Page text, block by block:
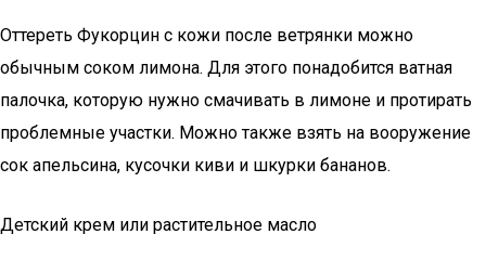
Оттереть Фукорцин с кожи после ветрянки можно
обычным соком лимона. Для этого понадобится ватная
палочка, которую нужно смачивать в лимоне и протирать
проблемные участки. Можно также взять на вооружение
сок апельсина, кусочки киви и шкурки бананов.
Детский крем или растительное масло